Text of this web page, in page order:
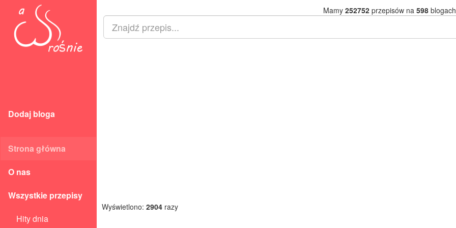
Dodaj bloga
Strona główna
O nas
Wszystkie przepisy
Hity dnia
Mamy 252752przepisów na 598
Wyświetlono: 2904 razy